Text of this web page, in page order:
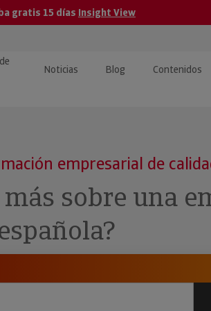
gratis 15 días Insight View
de
Noticias Blog Contenidos
empresarial de
sobre una